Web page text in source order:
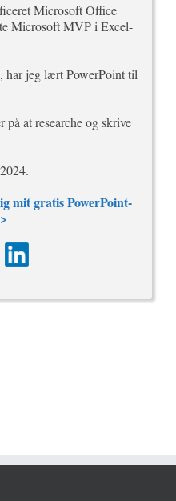
Microsoft Office
Microsoft MVP i Excel-
har jeg lært PowerPoint til
på at researche og skrive
mit gratis PowerPoint-